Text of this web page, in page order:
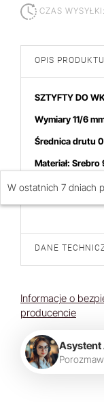
CZAS WYSYŁKI:
OPIS PRODUKTU
SZTYFTY DO
Wymiary 11/6 m
Średnica drutu
Materiał: Srebro
Cena dotyczy 1
DANE
Informacje o
producencie
Asystent
Porozmaw
W ostatnich 7 dniach